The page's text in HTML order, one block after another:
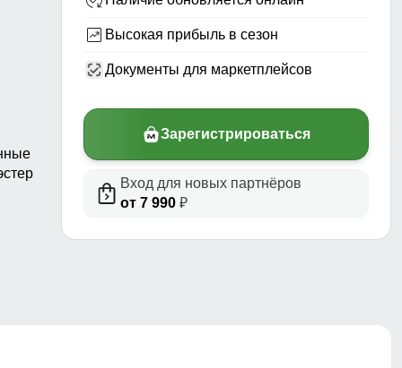
Высокая прибыль в сезон
Документы для маркетплейсов
Зарегистрироваться
Вход для новых партнёров
от 7 990 ₽